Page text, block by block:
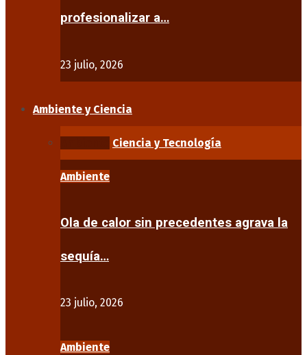
profesionalizar a…
23 julio, 2026
Ambiente y Ciencia
Ciencia y Tecnología
Ambiente
Ola de calor sin precedentes agrava la
sequía…
23 julio, 2026
Ambiente